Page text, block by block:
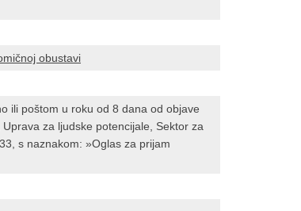
obustavi
ili poštom u roku od 8 dana od objave
za ljudske potencijale, Sektor za
s naznakom: »Oglas za prijam